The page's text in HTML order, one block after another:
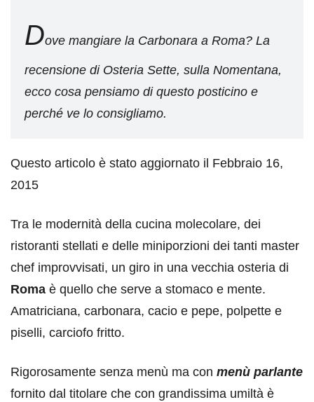
Dove mangiare la Carbonara a Roma? La
recensione di Osteria Sette, sulla Nomentana,
ecco cosa pensiamo di questo posticino e
perché ve lo consigliamo.
Questo articolo è stato aggiornato il Febbraio 16,
2015
Tra le modernità della cucina molecolare, dei
ristoranti stellati e delle miniporzioni dei tanti master
chef improvvisati, un giro in una vecchia osteria di
Roma è quello che serve a stomaco e mente.
Amatriciana, carbonara, cacio e pepe, polpette e
piselli, carciofo fritto.
Rigorosamente senza menù ma con menù parlante
fornito dal titolare che con grandissima umiltà è